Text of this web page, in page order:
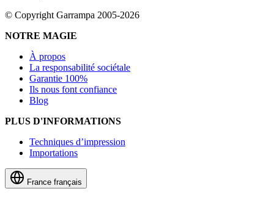
© Copyright Garrampa 2005-2026
NOTRE MAGIE
À propos
La responsabilité sociétale
Garantie 100%
Ils nous font confiance
Blog
PLUS D'INFORMATIONS
Techniques d’impression
Importations
France français